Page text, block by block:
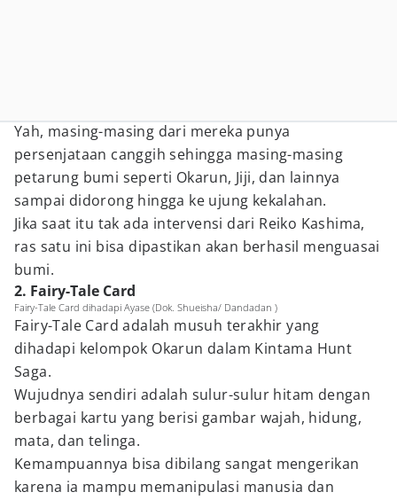
Yah, masing-masing dari mereka punya
persenjataan canggih sehingga masing-masing
petarung bumi seperti Okarun, Jiji, dan lainnya
sampai didorong hingga ke ujung kekalahan.
Jika saat itu tak ada intervensi dari Reiko Kashima,
ras satu ini bisa dipastikan akan berhasil menguasai
bumi.
2. Fairy-Tale Card
Fairy-Tale Card dihadapi Ayase (Dok. Shueisha/ Dandadan )
Fairy-Tale Card adalah musuh terakhir yang
dihadapi kelompok Okarun dalam Kintama Hunt
Saga.
Wujudnya sendiri adalah sulur-sulur hitam dengan
berbagai kartu yang berisi gambar wajah, hidung,
mata, dan telinga.
Kemampuannya bisa dibilang sangat mengerikan
karena ia mampu memanipulasi manusia dan